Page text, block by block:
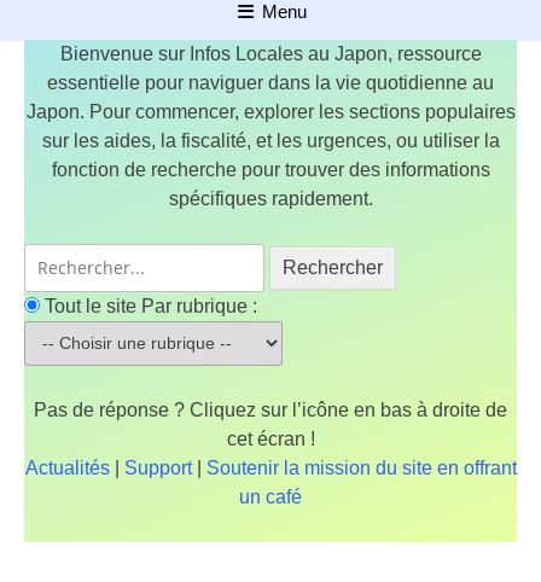
Menu
Bienvenue sur Infos Locales au Japon, ressource
essentielle pour naviguer dans la vie quotidienne au
Japon. Pour commencer, explorer les sections populaires
sur les aides, la fiscalité, et les urgences, ou utiliser la
fonction de recherche pour trouver des informations
spécifiques rapidement.
Rechercher
Tout le site Par rubrique :
Pas de réponse ? Cliquez sur l’icône en bas à droite de
cet écran !
Actualités| Support| Soutenir la mission du site en offrant
un café